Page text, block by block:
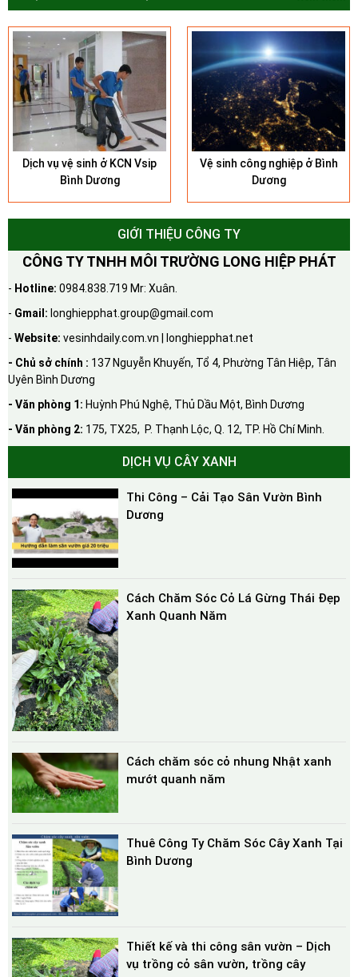
Dịch vụ vệ sinh ở KCN Vsip
Bình Dương
Vệ sinh công nghiệp ở Bình
Dương
GIỚI THIỆU CÔNG TY
CÔNG TY TNHH MÔI TRƯỜNG LONG HIỆP PHÁT
- Hotline: 0984.838.719 Mr: Xuân.
- Gmail: longhiepphat.group@gmail.com
- Website: vesinhdaily.com.vn | longhiepphat.net
- Chủ sở chính : 137 Nguyễn Khuyến, Tổ 4, Phường Tân Hiệp, Tân
Uyên Bình Dương
- Văn phòng 1: Huỳnh Phú Nghệ, Thủ Dầu Một, Bình Dương
- Văn phòng 2: 175, TX25, P. Thạnh Lộc, Q. 12, TP. Hồ Chí Minh.
DỊCH VỤ CÂY XANH
Thi Công – Cải Tạo Sân Vườn Bình
Dương
Cách Chăm Sóc Cỏ Lá Gừng Thái Đẹp
Xanh Quanh Năm
Cách chăm sóc cỏ nhung Nhật xanh
mướt quanh năm
Thuê Công Ty Chăm Sóc Cây Xanh Tại
Bình Dương
Thiết kế và thi công sân vườn – Dịch
vụ trồng cỏ sân vườn, trồng cây